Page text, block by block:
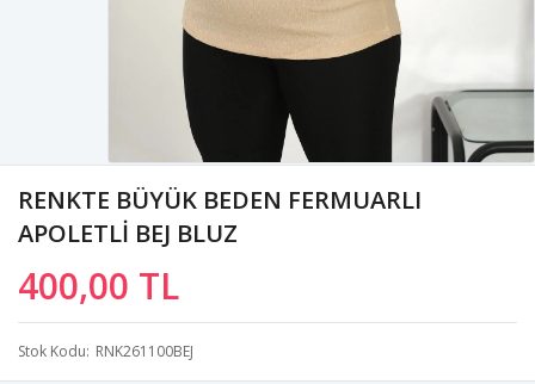
RENKTE BÜYÜK BEDEN FERMUARLI
APOLETLİ BEJ BLUZ
400,00 TL
Stok Kodu RNK261100BEJ